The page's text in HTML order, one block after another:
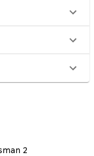
2